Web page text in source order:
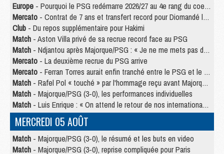
Europe - Pourquoi le PSG redémarre 2026/27 au 4e rang du coefficient UEFA
Mercato - Contrat de 7 ans et transfert record pour Diomandé loin du PSG
Club - Du repos supplémentaire pour Hakimi
Match - Aston Villa privé de sa recrue record face au PSG
Match - Ndjantou après Majorque/PSG : « Je ne me mets pas de plafond »
Mercato - La deuxième recrue du PSG arrive
Mercato - Ferran Torres aurait enfin tranché entre le PSG et le Barça
Match - Rafel Pol « touché » par l'hommage reçu avant Majorque/PSG
Match - Majorque/PSG (3-0), les performances individuelles
Match - Luis Enrique : « On attend le retour de nos internationaux »
MERCREDI 05 AOÛT
Match - Majorque/PSG (3-0), le résumé et les buts en video
Match - Majorque/PSG (3-0), reprise compliquée pour Paris